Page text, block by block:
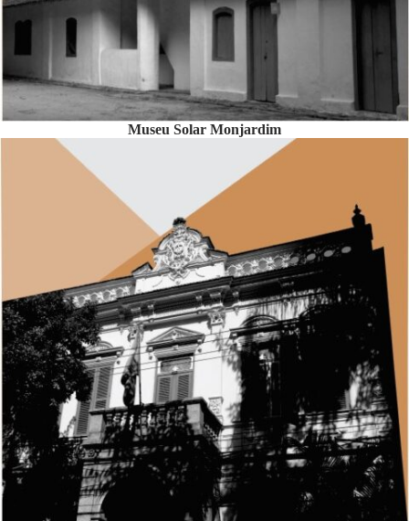
Museu Solar Monjardim